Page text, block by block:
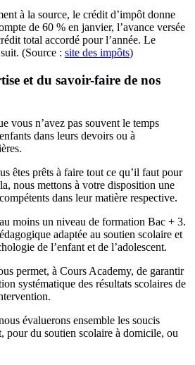
à la source, le crédit d’impôt donne
de 60 % en janvier, l’avance versée
total accordé pour l’année. Le
(Source : site des impôts)
et du savoir-faire de nos
vous n’avez pas souvent le temps
dans leurs devoirs ou à
êtes prêts à faire tout ce qu’il faut pour
nous mettons à votre disposition une
dans leur matière respective.
moins un niveau de formation Bac + 3.
adaptée au soutien scolaire et
de l’enfant et de l’adolescent.
permet, à Cours Academy, de garantir
systématique des résultats scolaires de
évaluerons ensemble les soucis
pour du soutien scolaire à domicile, ou